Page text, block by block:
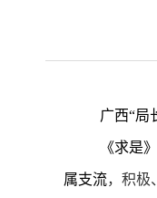
广西“局
《求是》
属支流，积极